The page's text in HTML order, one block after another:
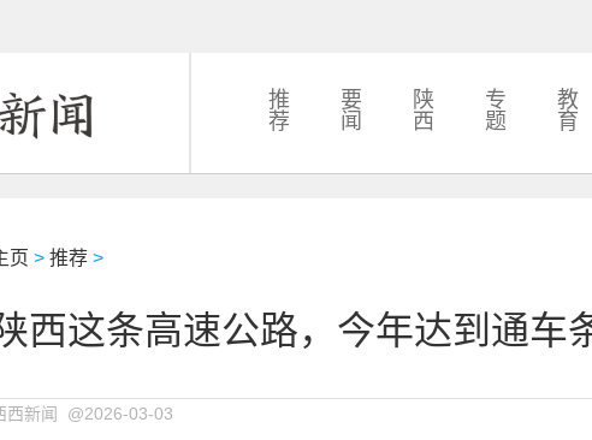
推
荐
要
闻
陕
西
专
题
教
育
页 > 推荐 >
西这条高速公路，今年达到通车
西新闻 @2026-03-03